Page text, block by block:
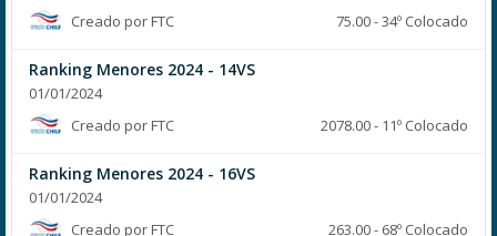
Creado por FTC
75.00 - 34º Colocado
Ranking Menores 2024 - 14VS
01/01/2024
Creado por FTC
2078.00 - 11º Colocado
Ranking Menores 2024 - 16VS
01/01/2024
Creado por FTC
263.00 - 68º Colocado